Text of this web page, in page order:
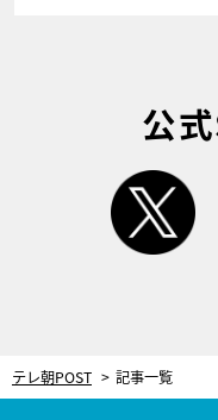
公
テレ朝POST 記事一覧